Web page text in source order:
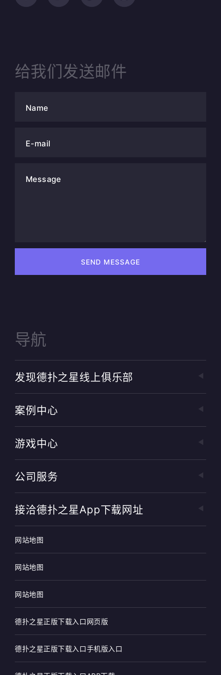
给我们发送邮件
Name
E-mail
Message
SEND MESSAGE
导航
发现德扑之星线上俱乐部
案例中心
游戏中心
公司服务
接洽德扑之星app下载网址
网站地图
网站地图
网站地图
德扑之星正版下载入口网页版
德扑之星正版下载入口手机版入口